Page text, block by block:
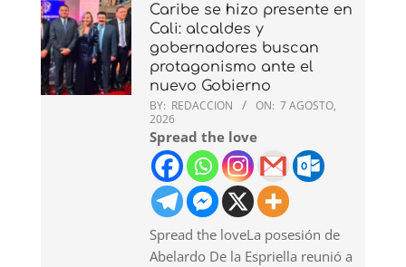
Caribe se hizo presente en
Cali: alcaldes y
gobernadores buscan
protagonismo ante el
nuevo Gobierno
BY: REDACCION ON: 7 AGOSTO,
2026
Spread the love
Spread the loveLa posesión de
Abelardo De la Espriella reunió a